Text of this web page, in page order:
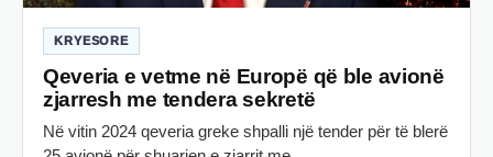
KRYESORE
Qeveria e vetme në Europë që ble avionë
zjarresh me tendera sekretë
Në vitin 2024 qeveria greke shpalli një tender për të blerë